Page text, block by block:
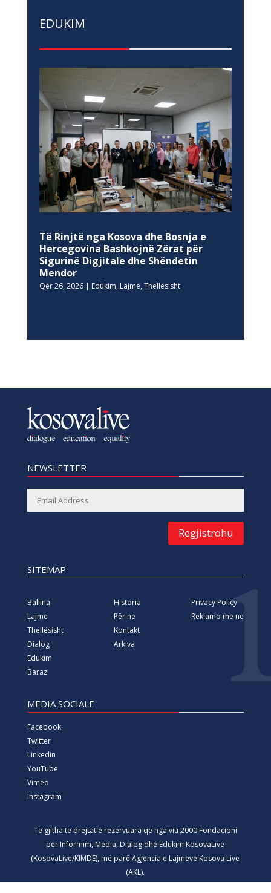
EDUKIM
Të Rinjtë nga Kosova dhe Bosnja e
Hercegovina Bashkojnë Zërat për
Sigurinë Digjitale dhe Shëndetin
Mendor
Qer 26, 2026| Edukim, Lajme, Thellesisht
NEWSLETTER
Regjistrohu
SITEMAP
Ballina
Lajme
Thellësisht
Dialog
Edukim
Barazi
Historia
Për ne
Kontakt
Arkiva
Privacy Policy
Reklamo me ne
MEDIA SOCIALE
Facebook
Twitter
Linkedin
YouTube
Vimeo
Instagram
Të gjitha të drejtat e rezervuara që nga viti 2000 Fondacioni
për Informim, Media, Dialog dhe Edukim KosovaLive
(KosovaLive/KIMDE), më parë Agjencia e Lajmeve Kosova Live
(AKL).